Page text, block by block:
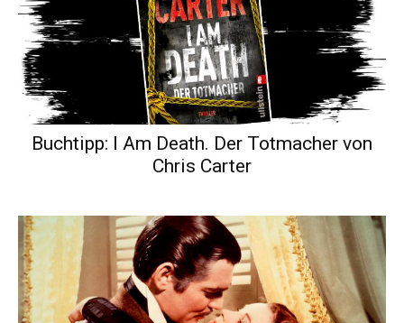
Buchtipp: I Am Death. Der Totmacher von
Chris Carter